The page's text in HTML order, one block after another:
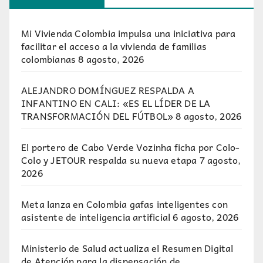
Mi Vivienda Colombia impulsa una iniciativa para
facilitar el acceso a la vivienda de familias
colombianas 8 agosto, 2026
ALEJANDRO DOMÍNGUEZ RESPALDA A
INFANTINO EN CALI: «ES EL LÍDER DE LA
TRANSFORMACIÓN DEL FÚTBOL»8 agosto, 2026
El portero de Cabo Verde Vozinha ficha por Colo-
Colo y JETOUR respalda su nueva etapa7 agosto,
2026
Meta lanza en Colombia gafas inteligentes con
asistente de inteligencia artificial 6 agosto, 2026
Ministerio de Salud actualiza el Resumen Digital